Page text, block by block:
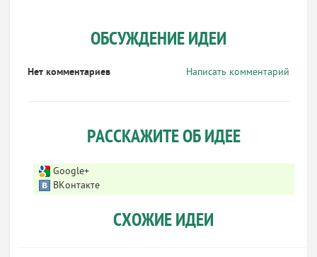
ОБСУЖДЕНИЕ ИДЕИ
Написать комментарий
Нет комментариев
РАССКАЖИТЕ ОБ ИДЕЕ
Google+
ВКонтакте
СХОЖИЕ ИДЕИ